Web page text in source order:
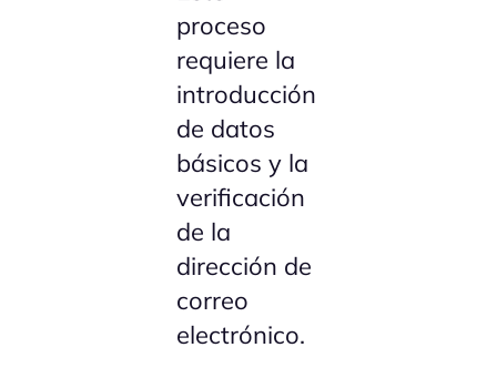
proceso
requiere la
introducción
de datos
básicos y la
verificación
de la
dirección de
correo
electrónico.